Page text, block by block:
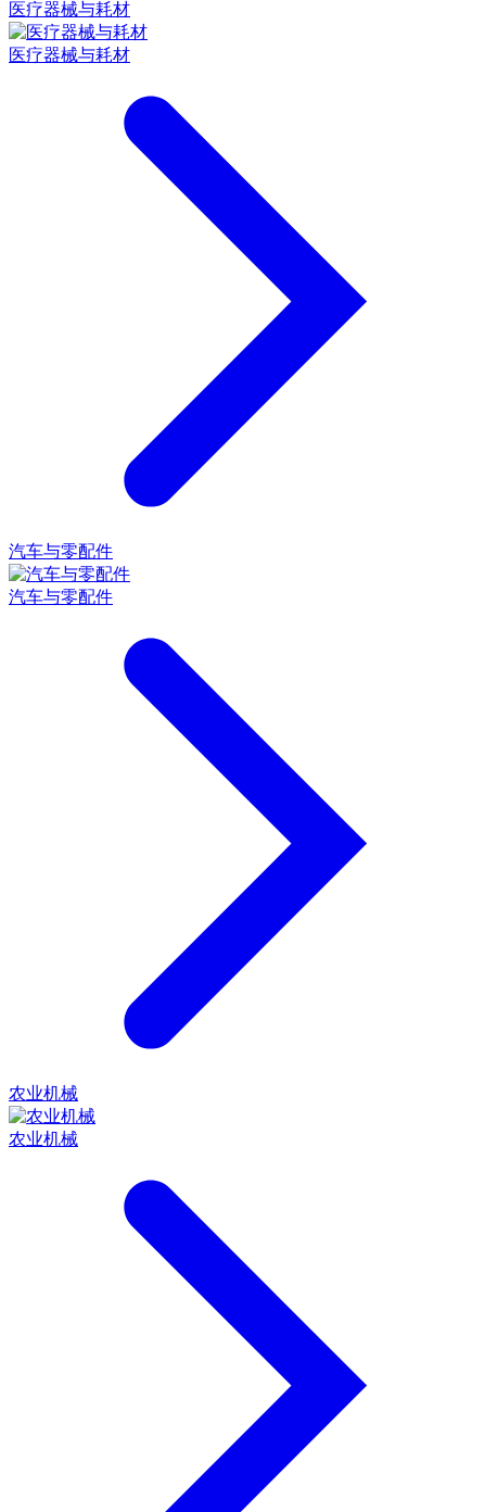
医疗器械与耗材
医疗器械与耗材
汽车与零配件
汽车与零配件
农业机械
农业机械